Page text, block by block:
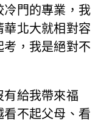
門的專業，我
北大就相對容
，我是絕對不
給我帶來福
不起父母、看